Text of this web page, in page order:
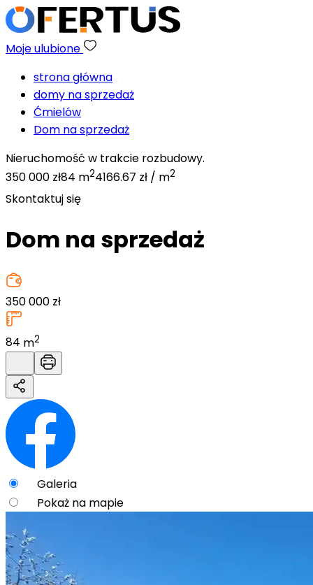
Moje ulubione
strona główna
domy na sprzedaż
Ćmielów
Dom na sprzedaż
Nieruchomość w trakcie rozbudowy.
350 000 zł84 m24166.67 zł / m2
Skontaktuj się
Dom na sprzedaż
350 000 zł
84 m2
Galeria
Pokaż na mapie